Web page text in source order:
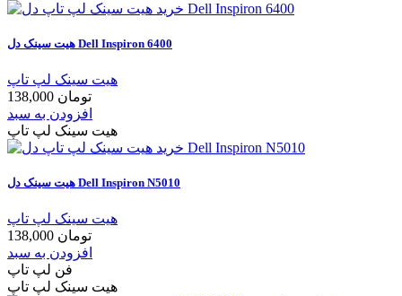
هیت سینک دل Dell Inspiron 6400
هیت سینک لپ تاپ
138,000 تومان
افزودن به سبد
هیت سینک لپ تاپ
هیت سینک دل Dell Inspiron N5010
هیت سینک لپ تاپ
138,000 تومان
افزودن به سبد
فن لپ تاپ
هیت سینک لپ تاپ